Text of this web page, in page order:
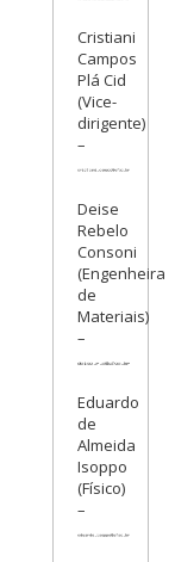
Cristiani
Campos
Plá Cid
(Vice-
dirigente)
–
Deise
Rebelo
Consoni
(Engenheira
de
Materiais)
–
Eduardo
de
Almeida
Isoppo
(Físico)
–